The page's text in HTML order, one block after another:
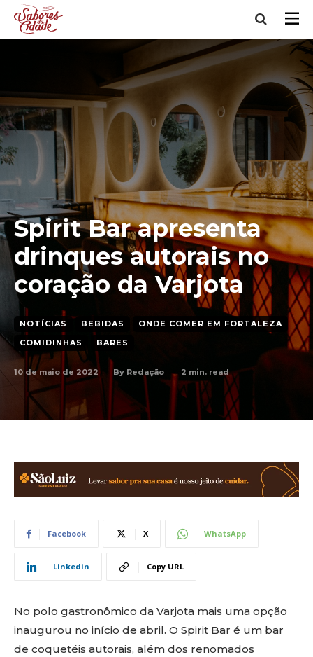
Spirit Bar apresenta
drinques autorais no
coração da Varjota
NOTÍCIAS BEBIDAS
ONDE COMER EM FORTALEZA
COMIDINHAS
BARES
10 de maio de 2022 By Redação 2 min. read
Facebook X WhatsApp
Linkedin Copy URL
No polo gastronômico da Varjota mais uma opção
inaugurou no início de abril. O Spirit Bar é um bar
de coquetéis autorais, além dos renomados